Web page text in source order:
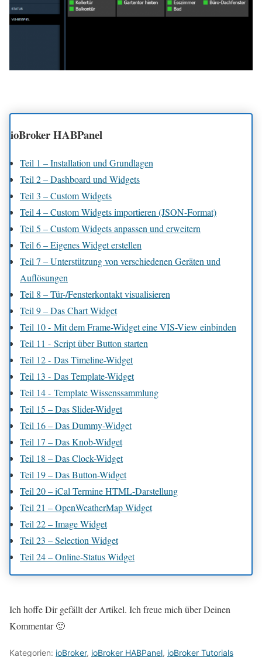
ioBroker HABPanel
Teil 1 – Installation und Grundlagen
Teil 2 – Dashboard und Widgets
Teil 3 – Custom Widgets
Teil 4 – Custom Widgets importieren (JSON-Format)
Teil 5 – Custom Widgets anpassen und erweitern
Teil 6 – Eigenes Widget erstellen
Teil 7 – Unterstützung von verschiedenen Geräten und
Auflösungen
Teil 8 – Tür-/Fensterkontakt visualisieren
Teil 9 – Das Chart Widget
Teil 10 - Mit dem Frame-Widget eine VIS-View einbinden
Teil 11 - Script über Button starten
Teil 12 - Das Timeline-Widget
Teil 13 - Das Template-Widget
Teil 14 - Template Wissenssammlung
Teil 15 – Das Slider-Widget
Teil 16 – Das Dummy-Widget
Teil 17 – Das Knob-Widget
Teil 18 – Das Clock-Widget
Teil 19 – Das Button-Widget
Teil 20 – iCal Termine HTML-Darstellung
Teil 21 – OpenWeatherMap Widget
Teil 22 – Image Widget
Teil 23 – Selection Widget
Teil 24 – Online-Status Widget
Ich hoffe Dir gefällt der Artikel. Ich freue mich über Deinen
Kommentar 🙂
Kategorien: ioBroker, ioBroker HABPanel, ioBroker Tutorials